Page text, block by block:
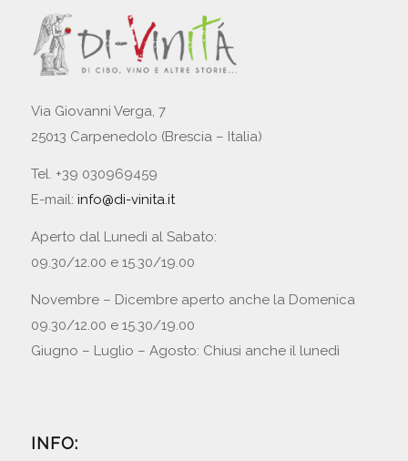
Via Giovanni Verga, 7
25013 Carpenedolo (Brescia – Italia)
Tel. +39 030969459
E-mail: info@di-vinita.it
Aperto dal Lunedì al Sabato:
09.30/12.00 e 15.30/19.00
Novembre – Dicembre aperto anche la Domenica
09.30/12.00 e 15.30/19.00
Giugno – Luglio – Agosto: Chiusi anche il lunedì
INFO: